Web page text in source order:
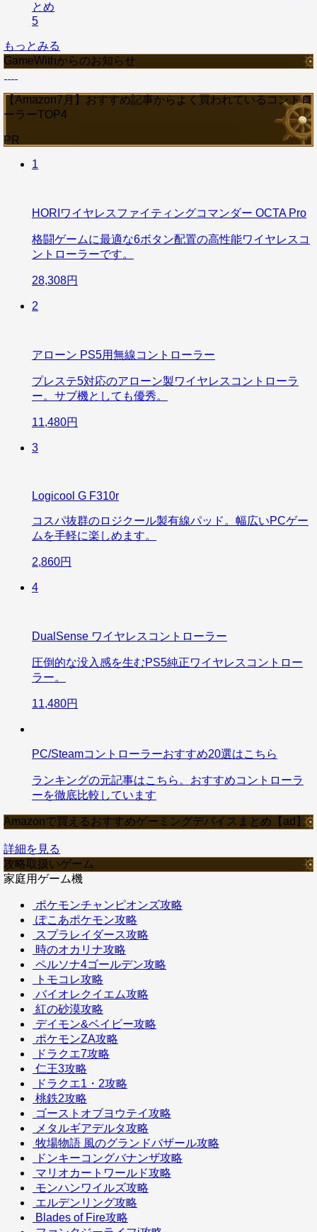
とめ
5
もっとみる
GameWithからのお知らせ
【Amazon7月】おすすめ記事からよく買われているコントロ
ーラーTOP4
PR
1
HORIワイヤレスファイティングコマンダー OCTA Pro
格闘ゲームに最適な6ボタン配置の高性能ワイヤレスコ
ントローラーです。
28,308円
2
アローン PS5用無線コントローラー
プレステ5対応のアローン製ワイヤレスコントローラ
ー。サブ機としても優秀。
11,480円
3
Logicool G F310r
コスパ抜群のロジクール製有線パッド。幅広いPCゲー
ムを手軽に楽しめます。
2,860円
4
DualSense ワイヤレスコントローラー
圧倒的な没入感を生むPS5純正ワイヤレスコントロー
ラー。
11,480円
PC/Steamコントローラーおすすめ20選はこちら
ランキングの元記事はこちら。おすすめコントローラ
ーを徹底比較しています
Amazonで買えるおすすめゲーミングデバイスまとめ【ad】
詳細を見る
攻略取扱いゲーム
家庭用ゲーム機
ポケモンチャンピオンズ攻略
ぽこあポケモン攻略
スプラレイダース攻略
時のオカリナ攻略
ペルソナ4ゴールデン攻略
トモコレ攻略
バイオレクイエム攻略
紅の砂漠攻略
デイモン&ベイビー攻略
ポケモンZA攻略
ドラクエ7攻略
仁王3攻略
ドラクエ1・2攻略
桃鉄2攻略
ゴーストオブヨウテイ攻略
メタルギアデルタ攻略
牧場物語 風のグランドバザール攻略
ドンキーコングバナンザ攻略
マリオカートワールド攻略
モンハンワイルズ攻略
エルデンリング攻略
Blades of Fire攻略